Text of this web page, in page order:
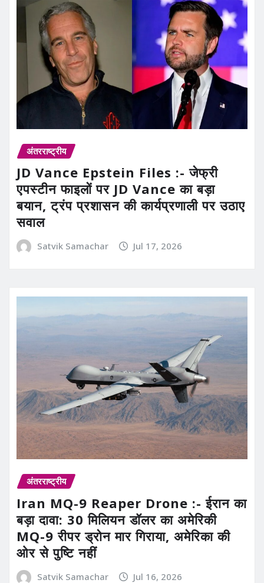
अंतरराष्ट्रीय
JD Vance Epstein Files :- जेफ्री
एपस्टीन फाइलों पर JD Vance का बड़ा
बयान, ट्रंप प्रशासन की कार्यप्रणाली पर उठाए
सवाल
Satvik Samachar Jul 17, 2026
अंतरराष्ट्रीय
Iran MQ-9 Reaper Drone :- ईरान का
बड़ा दावा: 30 मिलियन डॉलर का अमेरिकी
MQ-9 रीपर ड्रोन मार गिराया, अमेरिका की
ओर से पुष्टि नहीं
Satvik Samachar Jul 16, 2026